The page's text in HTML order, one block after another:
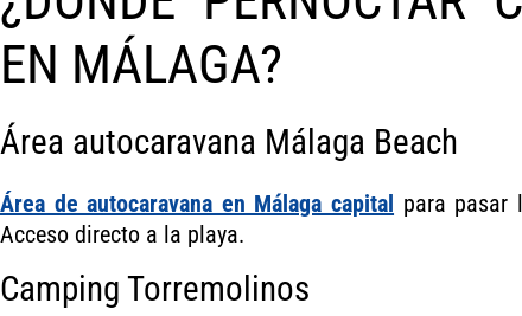
EN MÁLAGA?
Área autocaravana Málaga Beach
Área de autocaravana en Málaga capital para pasar
Acceso directo a la playa.
Camping Torremolinos